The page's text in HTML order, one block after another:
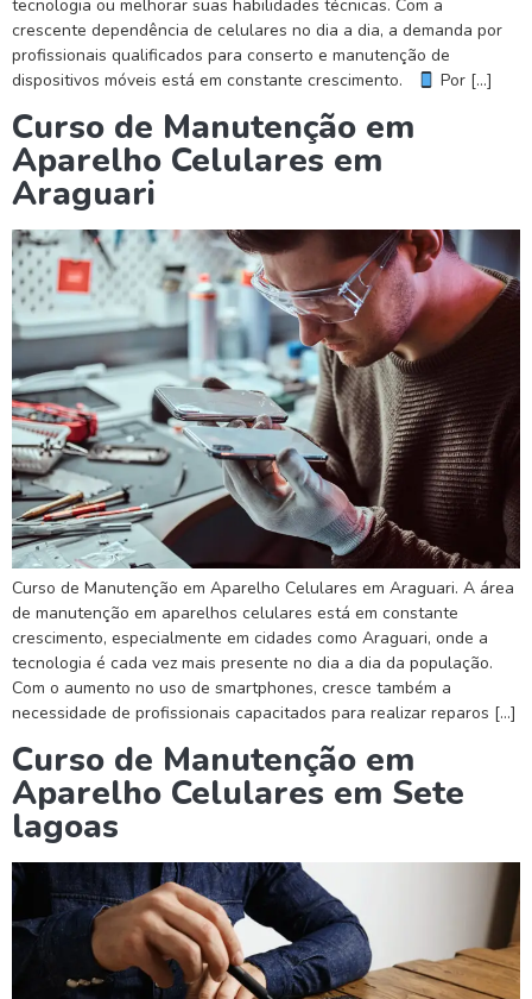
tecnologia ou melhorar suas habilidades técnicas. Com a
crescente dependência de celulares no dia a dia, a demanda por
profissionais qualificados para conserto e manutenção de
dispositivos móveis está em constante crescimento.
Por […]
Curso de Manutenção em
Aparelho Celulares em
Araguari
Curso de Manutenção em Aparelho Celulares em Araguari. A área
de manutenção em aparelhos celulares está em constante
crescimento, especialmente em cidades como Araguari, onde a
tecnologia é cada vez mais presente no dia a dia da população.
Com o aumento no uso de smartphones, cresce também a
necessidade de profissionais capacitados para realizar reparos […]
Curso de Manutenção em
Aparelho Celulares em Sete
lagoas